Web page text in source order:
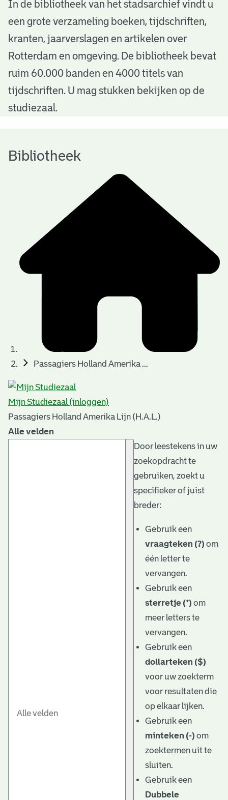
B
b
o
h
In de bibliotheek van het stadsarchief vindt u
een grote verzameling boeken, tijdschriften,
kranten, jaarverslagen en artikelen over
Rotterdam en omgeving. De bibliotheek bevat
ruim 60.000 banden en 4000 titels van
tijdschriften. U mag stukken bekijken op de
studiezaal.
Bibliotheek
Passagiers Holland Amerika ...
Mijn Studiezaal (inloggen)
Passagiers Holland Amerika Lijn (H.A.L.)
Alle velden
Door leestekens in uw
zoekopdracht te
gebruiken, zoekt u
specifieker of juist
breder:
Gebruik een
vraagteken (?) om
één letter te
vervangen.
Gebruik een
sterretje (*) om
meer letters te
vervangen.
Gebruik een
dollarteken ($)
voor uw zoekterm
voor resultaten die
op elkaar lijken.
Gebruik een
minteken (-) om
zoektermen uit te
sluiten.
Gebruik een
Dubbele